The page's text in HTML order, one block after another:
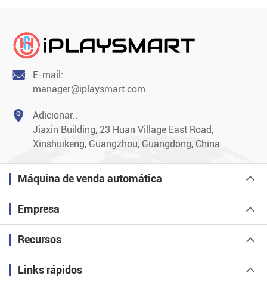

E-mail:
manager@iplaysmart.com

Adicionar.:
Jiaxin Building, 23 Huan Village East Road,
Xinshuikeng, Guangzhou, Guangdong, China
Máquina de venda automática
Empresa
Recursos
Links rápidos